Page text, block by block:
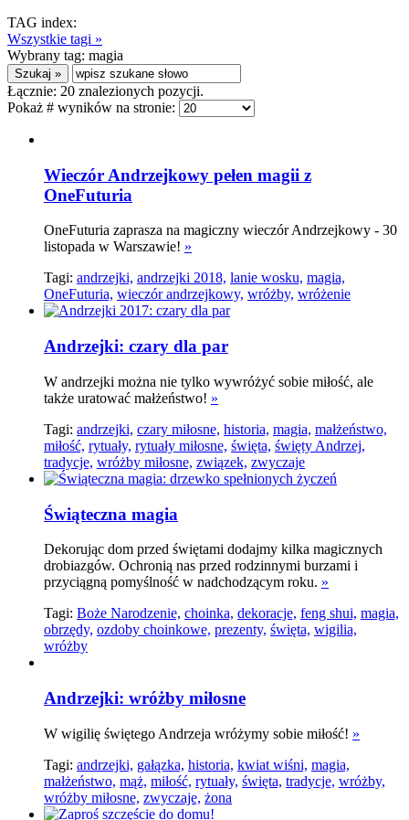
TAG index:
Wszystkie tagi »
Wybrany tag: magia
Łącznie: 20 znalezionych pozycji.
Pokaż # wyników na stronie:
Wieczór Andrzejkowy pełen magii z
OneFuturia
OneFuturia zaprasza na magiczny wieczór Andrzejkowy - 30
listopada w Warszawie! »
Tagi: andrzejki, andrzejki 2018, lanie wosku, magia,
OneFuturia, wieczór andrzejkowy, wróżby, wróżenie
Andrzejki: czary dla par
W andrzejki można nie tylko wywróżyć sobie miłość, ale
także uratować małżeństwo! »
Tagi: andrzejki, czary miłosne, historia, magia, małżeństwo,
miłość, rytuały, rytuały miłosne, święta, święty Andrzej,
tradycje, wróżby miłosne, związek, zwyczaje
Świąteczna magia
Dekorując dom przed świętami dodajmy kilka magicznych
drobiazgów. Ochronią nas przed rodzinnymi burzami i
przyciągną pomyślność w nadchodzącym roku. »
Tagi: Boże Narodzenie, choinka, dekoracje, feng shui, magia,
obrzędy, ozdoby choinkowe, prezenty, święta, wigilia,
wróżby
Andrzejki: wróżby miłosne
W wigilię świętego Andrzeja wróżymy sobie miłość! »
Tagi: andrzejki, gałązka, historia, kwiat wiśni, magia,
małżeństwo, mąż, miłość, rytuały, święta, tradycje, wróżby,
wróżby miłosne, zwyczaje, żona